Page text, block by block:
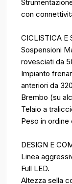
con
CICLISTICA E
Sospensioni
rovesciati da
Impianto
anteriori da
Brembo (su
Telaio a
Peso in ordine
DESIGN E
Linea
Full LED.
Altezza sella